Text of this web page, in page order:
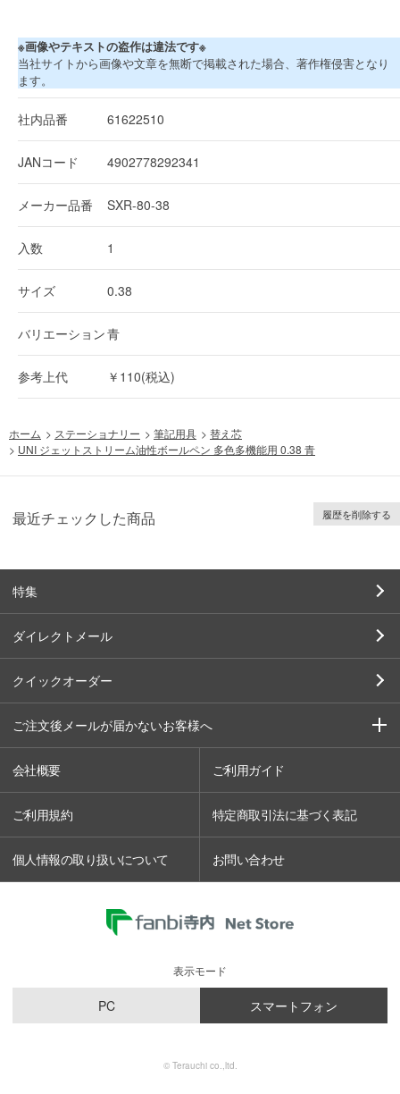
※画像やテキストの盗作は違法です※
当社サイトから画像や文章を無断で掲載された場合、著作権侵害となり
ます。
社内品番 61622510
JANコード 4902778292341
メーカー品番 SXR-80-38
入数 1
サイズ 0.38
バリエーション青
参考上代 ￥110(税込)
ホーム > ステーショナリー > 筆記用具 > 替え芯
> UNI ジェットストリーム油性ボールペン 多色多機能用 0.38 青
最近チェックした商品 履歴を削除する
特集
ダイレクトメール
クイックオーダー
ご注文後メールが届かないお客様へ
会社概要 ご利用ガイド
ご利用規約 特定商取引法に基づく表記
個人情報の取り扱いについて お問い合わせ
表示モード
PC スマートフォン
© Terauchi co.,ltd.